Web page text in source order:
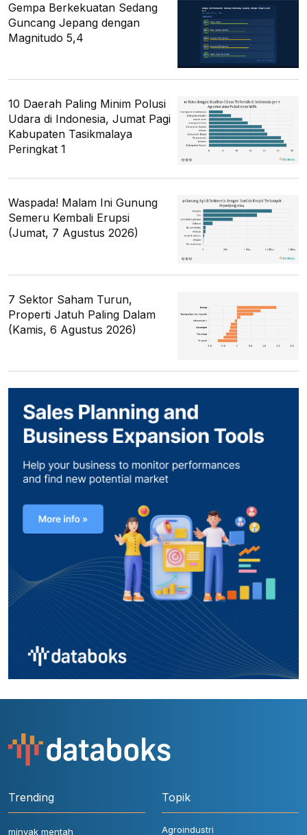
Gempa Berkekuatan Sedang
Guncang Jepang dengan
Magnitudo 5,4
10 Daerah Paling Minim Polusi
Udara di Indonesia, Jumat Pagi
Kabupaten Tasikmalaya
Peringkat 1
Waspada! Malam Ini Gunung
Semeru Kembali Erupsi
(Jumat, 7 Agustus 2026)
7 Sektor Saham Turun,
Properti Jatuh Paling Dalam
(Kamis, 6 Agustus 2026)
Trending
minyak mentah
Topik
Agroindustri